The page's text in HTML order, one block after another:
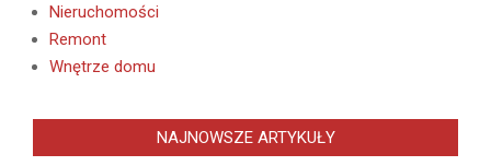
Nieruchomości
Remont
Wnętrze domu
NAJNOWSZE ARTYKUŁY